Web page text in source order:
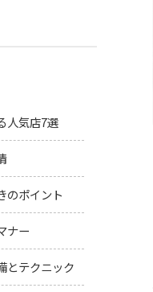
人気店7選
のポイント
ナー
とテクニック